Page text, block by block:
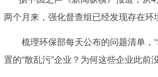
两个月来，强化督查组已经发现存在环
梳理环保部每天公布的问题清单，“
置的“散乱污”企业？为何这些企业此前